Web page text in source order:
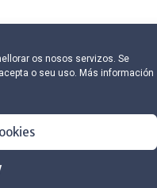
os nosos servizos. Se
o seu uso. Más información